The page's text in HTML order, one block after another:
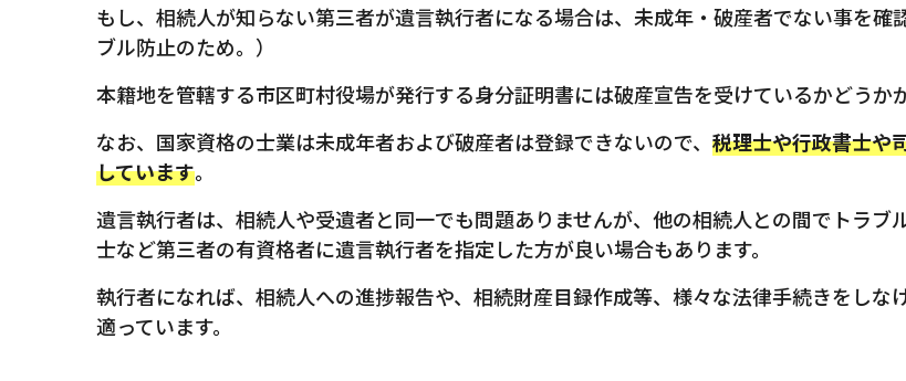
もし、相続人が知らない第三者が遺言執行者になる場合は、未成年・破産者でない事を
ブル防止のため。）
本籍地を管轄する市区町村役場が発行する身分証明書には破産宣告を受けているかどうか
なお、国家資格の士業は未成年者および破産者は登録できないので、 税理士や行政書士や
しています。
遺言執行者は、相続人や受遺者と同一でも問題ありませんが、他の相続人との間でトラ
士など第三者の有資格者に遺言執行者を指定した方が良い場合もあります。
執行者になれば、相続人への進捗報告や、相続財産目録作成等、様々な法律手続きをし
適っています。